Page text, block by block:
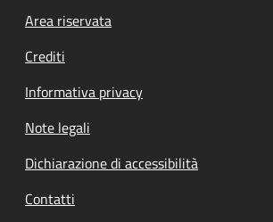
Footer menu
Area riservata
Crediti
Informativa privacy
Note legali
Dichiarazione di accessibilità
Contatti